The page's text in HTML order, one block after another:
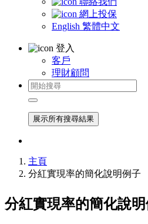
網上投保
English 繁體中文
登入
客戶
理財顧問
展示所有搜尋結果
主頁
分紅實現率的簡化說明例子
分紅實現率的簡化說